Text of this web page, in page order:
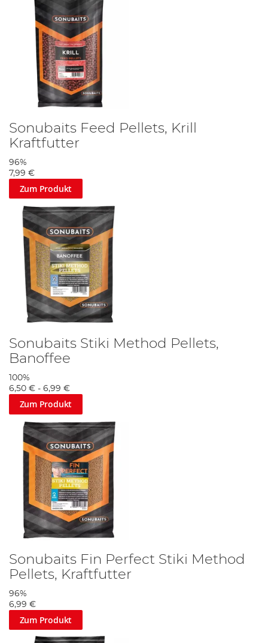
Sonubaits Feed Pellets, Krill
Kraftfutter
96%
7,99 €
Zum Produkt
Sonubaits Stiki Method Pellets,
Banoffee
100%
6,50 € - 6,99 €
Zum Produkt
Sonubaits Fin Perfect Stiki Method
Pellets, Kraftfutter
96%
6,99 €
Zum Produkt